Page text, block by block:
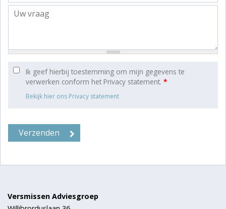
Ik geef hierbij toestemming om mijn gegevens te
verwerken conform het Privacy statement. *
Bekijk hier ons Privacy statement
Versmissen Adviesgroep